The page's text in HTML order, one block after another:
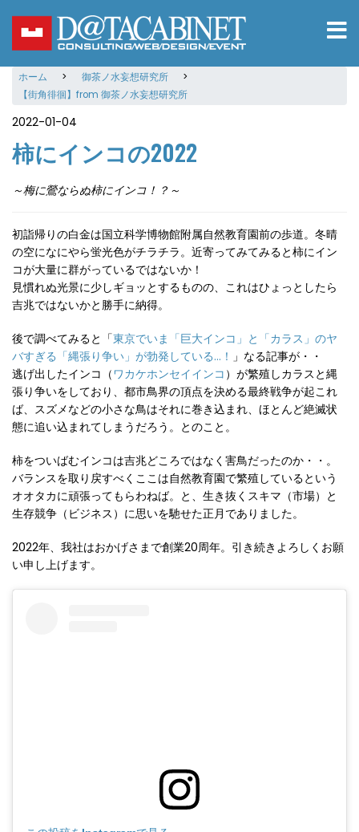
ホーム
御茶ノ水妄想研究所
【街角徘徊】from 御茶ノ水妄想研究所
2022-01-04
柿にインコの2022
～梅に鶯ならぬ柿にインコ！？～
初詣帰りの白金は国立科学博物館附属自然教育園前の歩道。冬晴
の空になにやら蛍光色がチラチラ。近寄ってみてみると柿にイン
コが大量に群がっているではないか！
見慣れぬ光景に少しギョッとするものの、これはひょっとしたら
吉兆ではないかと勝手に納得。
後で調べてみると「東京でいま「巨大インコ」と「カラス」のヤ
バすぎる「縄張り争い」が勃発している…！ 」なる記事が・・
逃げ出したインコ（ ワカケホンセイインコ ）が繁殖しカラスと縄
張り争いをしており、都市鳥界の頂点を決める最終戦争が起これ
ば、スズメなどの小さな鳥はそれに巻き込まれ、ほとんど絶滅状
態に追い込まれてしまうだろう。とのこと。
柿をついばむインコは吉兆どころではなく害鳥だったのか・・。
バランスを取り戻すべくここは自然教育園で繁殖しているという
オオタカに頑張ってもらわねば。と、生き抜くスキマ（市場）と
生存競争（ビジネス）に思いを馳せた正月でありました。
2022年、我社はおかげさまで創業20周年。引き続きよろしくお願
い申し上げます。